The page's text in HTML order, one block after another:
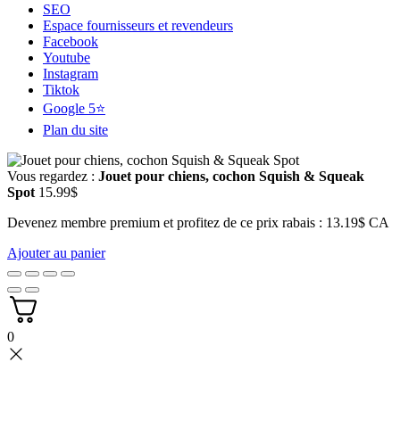
SEO
Espace fournisseurs et revendeurs
Facebook
Youtube
Instagram
Tiktok
Google 5⭐
Plan du site
Vous regardez : Jouet pour chiens, cochon Squish & Squeak
Spot 15.99$
Devenez membre premium et profitez de ce prix rabais : 13.19$ CA
Ajouter au panier
0